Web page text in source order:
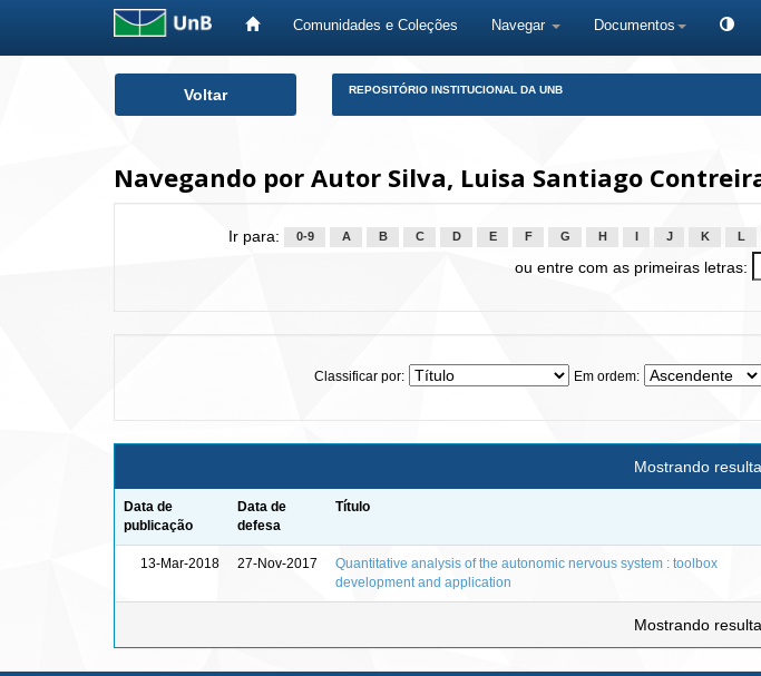
Comunidades e Coleções Navegar Documentos
Voltar REPOSITÓRIO INSTITUCIONAL DA UNB
Navegando por Autor Silva, Luisa Santiago
Ir para: 0-9 A B C D E F G H J K L
ou entre com as primeiras letras:
Classificar por: Em ordem:
Mostrando
Data de
publicação
Data de
defesa
Título
13-Mar-2018 27-Nov-2017
Quantitative analysis of the autonomic nervous system : toolbox
development and application
Mostrando